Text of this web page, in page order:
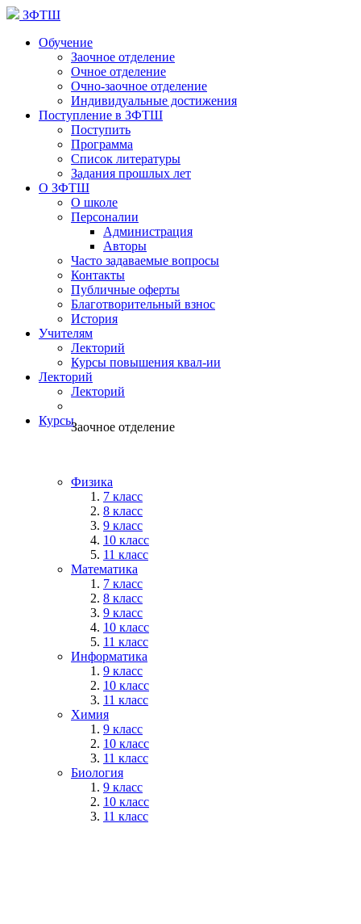
ЗФТШ
Обучение
Заочное отделение
Очное отделение
Очно-заочное отделение
Индивидуальные достижения
Поступление в ЗФТШ
Поступить
Программа
Список литературы
Задания прошлых лет
О ЗФТШ
О школе
Персоналии
Администрация
Авторы
Часто задаваемые вопросы
Контакты
Публичные оферты
Благотворительный взнос
История
Учителям
Лекторий
Курсы повышения квал-ии
Лекторий
Лекторий
КурсыЗаочное отделение
Физика
7 класс
8 класс
9 класс
10 класс
11 класс
Математика
7 класс
8 класс
9 класс
10 класс
11 класс
Информатика
9 класс
10 класс
11 класс
Химия
9 класс
10 класс
11 класс
Биология
9 класс
10 класс
11 класс